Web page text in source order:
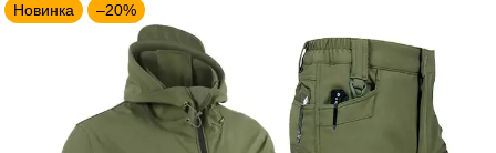
Новинка –20%